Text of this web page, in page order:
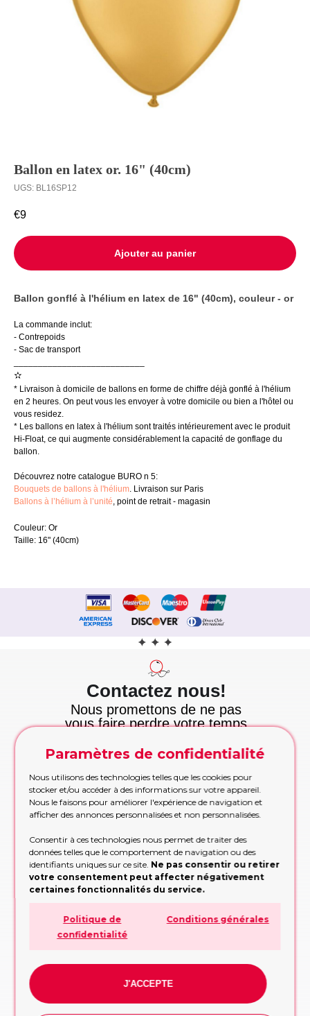
Ballons à
l’unité
Livraison
Contact
Ballon en latex or. 16" (40cm)
UGS: BL16SP12
€9
Ajouter au panier
Ballon gonflé à l'hélium en latex de 16" (40cm), couleur - or
La commande inclut:
- Contrepoids
- Sac de transport
✫
* Livraison à domicile de ballons en forme de chiffre déjà gonflé à l'hélium
en 2 heures. On peut vous les envoyer à votre domicile ou bien a l'hôtel ou
vous residez.
* Les ballons en latex à l'hélium sont traités intérieurement avec le produit
Hi-Float, ce qui augmente considérablement la capacité de gonflage du
ballon.
Découvrez notre catalogue BURO n 5:
Bouquets de ballons à l'hélium. Livraison sur Paris
Ballons à l’hélium à l’unité, point de retrait - magasin
Couleur: Or
Taille: 16" (40cm)
Contactez nous!
Nous promettons de ne pas
vous faire perdre votre temps
promesse!
Formulaire de demande
Remplissez le formulaire, nous vous
conseillerons sur la conception ou la décision
Etre rappelé
Trop occupé pour appeler? Partagez vos
contacts, nous vous rappellerons
RAPPELEZ-MOI!
Appelez-nous pour les commandes urgentes
pendant les heures de bureau
APPELEZ MAINTENANT!
WhatsApp
Vous préférez taper? Commencez la
Paramètres de confidentialité
Nous utilisons des technologies telles que les cookies pour
stocker et/ou accéder à des informations sur votre appareil.
Nous le faisons pour améliorer l'expérience de navigation et
afficher des annonces personnalisées et non personnalisées.
Consentir à ces technologies nous permet de traiter des
données telles que le comportement de navigation ou des
identifiants uniques sur ce site. Ne pas consentir ou retirer
votre consentement peut affecter négativement
certaines fonctionnalités du service.
Politique de
confidentialité
Conditions générales
J'ACCEPTE